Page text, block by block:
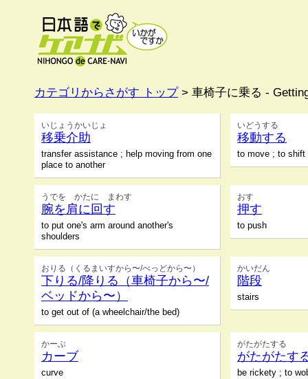
カテゴリからさがす トップ> 車椅子に乗る -
いじょうかいじょ
移乗介助
transfer assistance ; help moving from one
place to another
いどうする
移動する
to move ; to shift
うでを かたに まわす
腕を肩に回す
to put one's arm around another's
shoulders
おす
押す
to push
おりる（くるまいすから〜/べっどから〜）
下りる/降りる（車椅子から〜/
ベッドから〜）
to get out of (a wheelchair/the bed)
かいだん
階段
stairs
かーぶ
カーブ
curve
がたがたする
がたがたす
be rickety ; to